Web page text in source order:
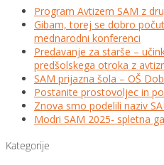
Program Avtizem SAM z
Gibam, torej se dobro
mednarodni konferenci
Predavanje za starše –
predšolskega otroka z
SAM prijazna šola – OŠ
Postanite prostovoljec in
Znova smo podelili naziv
Modri SAM 2025- spletna
Kategorije